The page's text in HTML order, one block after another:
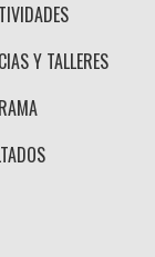
Y TALLERES